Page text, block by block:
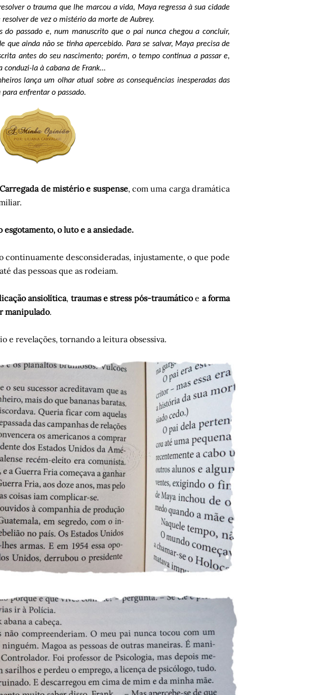
o trauma que lhe marcou a vida, Maya regressa à sua cidade
de vez o mistério da morte de Aubrey.
do passado e, num manuscrito que o pai nunca chegou a concluir,
que ainda não se tinha apercebido. Para se salvar, Maya precisa de
antes do seu nascimento; porém, o tempo continua a passar e,
la à cabana de Frank...
lança um olhar atual sobre as consequências inesperadas das
para enfrentar o passado.
de mistério e suspense, com uma carga dramática
esgotamento, o luto e a ansiedade.
continuamente desconsideradas, injustamente, o que pode
das pessoas que as rodeiam.
ansiolítica, traumas e stress pós-traumáticoe a forma
manipulado.
revelações, tornando a leitura obsessiva.